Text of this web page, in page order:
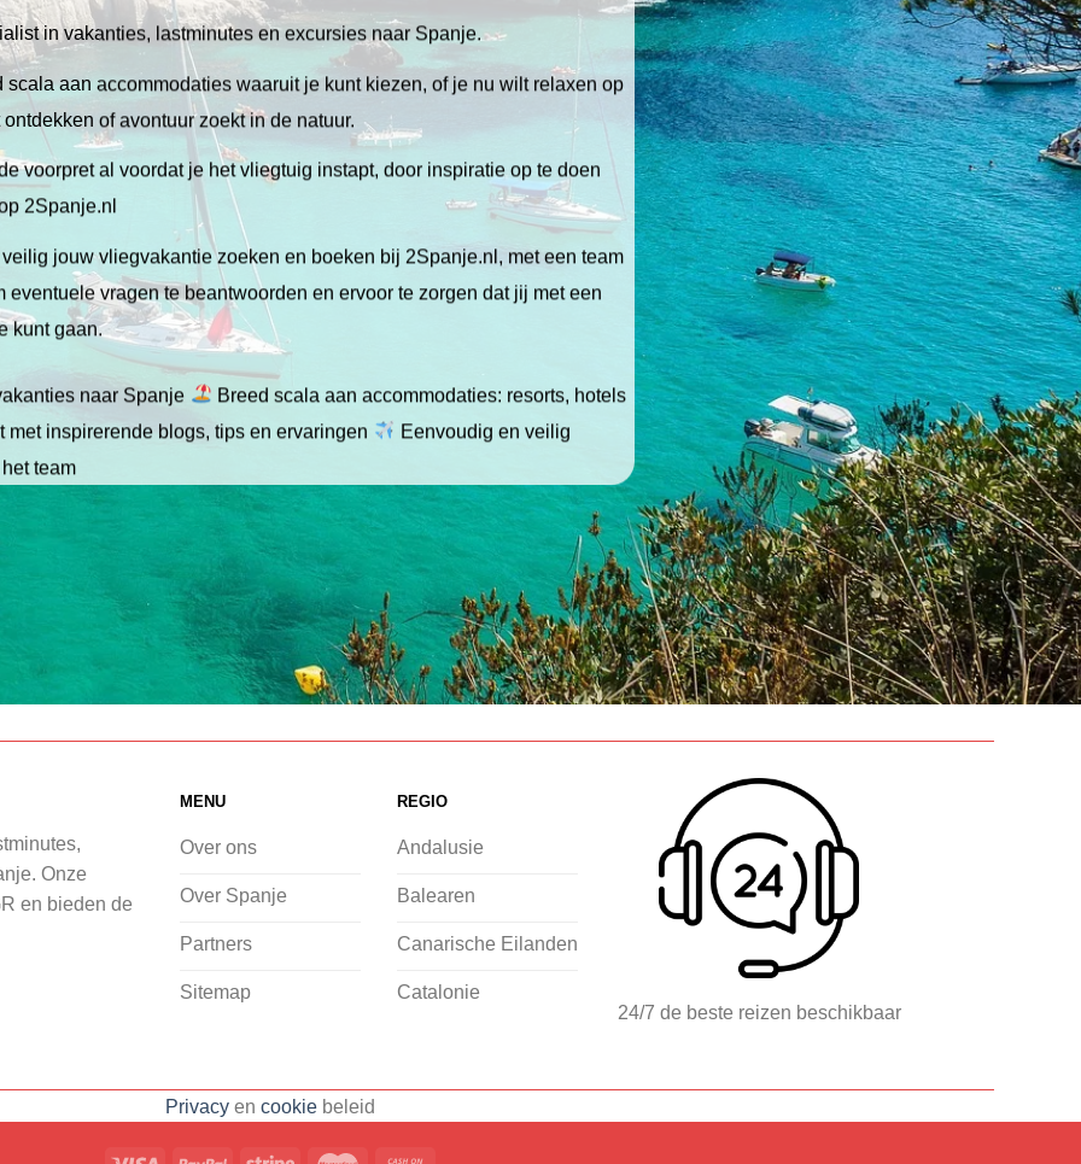
in vakanties, lastminutes en excursies naar Spanje.
scala aan accommodaties waaruit je kunt kiezen, of je nu wilt relaxen op
of avontuur zoekt in de natuur.
voorpret al voordat je het vliegtuig instapt, door inspiratie op te doen
2Spanje.nl
jouw vliegvakantie zoeken en boeken bij 2Spanje.nl, met een team
eventuele vragen te beantwoorden en ervoor te zorgen dat jij met een
kunt gaan.
naar Spanje
Breed scala aan accommodaties: resorts, hotels
met inspirerende blogs, tips en ervaringen
Eenvoudig en veilig
team
Onze
en bieden de
MENU
Over ons
Over Spanje
Partners
Sitemap
REGIO
Andalusie
Balearen
Canarische Eilanden
Catalonie
24/7 de beste reizen beschikbaar
Privacy en cookie beleid